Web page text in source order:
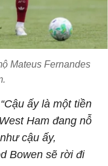
Mateus Fernandes
“Cậu ấy là một tiền
Ham đang nỗ
cậu ấy,
Bowen sẽ rời đi